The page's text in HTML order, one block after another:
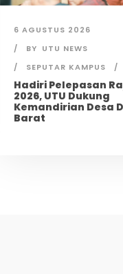
6 AGUSTUS 2026
BY UTU NEWS
SEPUTAR KAMPUS
Hadiri Pelepasan
2026, UTU Dukung
Kemandirian Desa
Barat